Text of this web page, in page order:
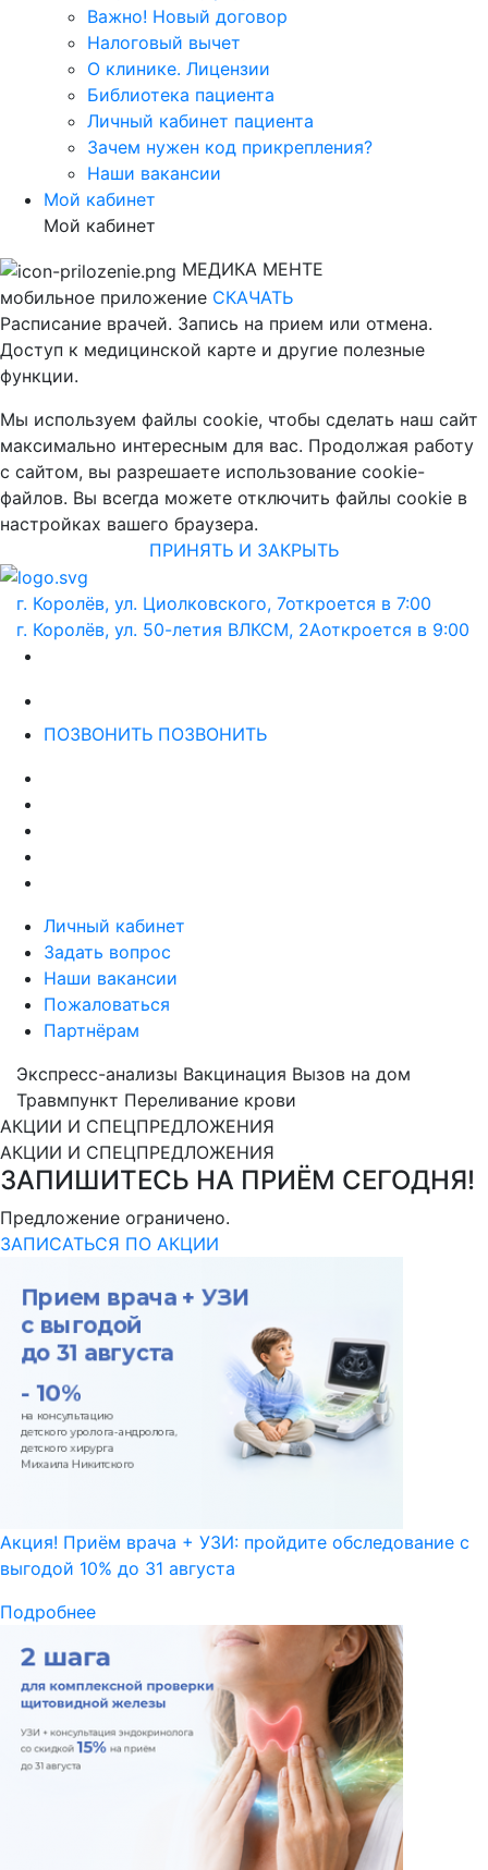
Важно! Новый договор
Налоговый вычет
О клинике. Лицензии
Библиотека пациента
Личный кабинет пациента
Зачем нужен код прикрепления?
Наши вакансии
Мой кабинет
Мой кабинет
МЕДИКА МЕНТЕ
мобильное приложение СКАЧАТЬ
Расписание врачей. Запись на прием или отмена.
Доступ к медицинской карте и другие полезные
функции.
Мы используем файлы cookie, чтобы сделать наш сайт
максимально интересным для вас. Продолжая работу
с сайтом, вы разрешаете использование cookie-
файлов. Вы всегда можете отключить файлы cookie в
настройках вашего браузера.
ПРИНЯТЬ И ЗАКРЫТЬ
г. Королёв, ул. Циолковского, 7откроется в 7:00
г. Королёв, ул. 50-летия ВЛКСМ, 2Аоткроется в 9:00
ПОЗВОНИТЬ ПОЗВОНИТЬ
Личный кабинет
Задать вопрос
Наши вакансии
Пожаловаться
Партнёрам
Экспресс-анализы Вакцинация Вызов на дом
Травмпункт Переливание крови
АКЦИИ И СПЕЦПРЕДЛОЖЕНИЯ
АКЦИИ И СПЕЦПРЕДЛОЖЕНИЯ
ЗАПИШИТЕСЬ НА ПРИЁМ СЕГОДНЯ!
Предложение ограничено.
ЗАПИСАТЬСЯ ПО АКЦИИ
Акция! Приём врача + УЗИ: пройдите обследование с
выгодой 10% до 31 августа
Подробнее